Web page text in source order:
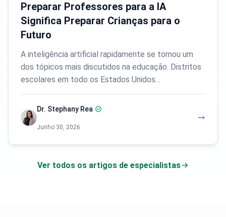
Preparar Professores para a IA
Significa Preparar Crianças para o
Futuro
A inteligência artificial rapidamente se tornou um
dos tópicos mais discutidos na educação. Distritos
escolares em todo os Estados Unidos…
Dr. Stephany Rea
Junho 30, 2026
Ver todos os artigos de especialistas